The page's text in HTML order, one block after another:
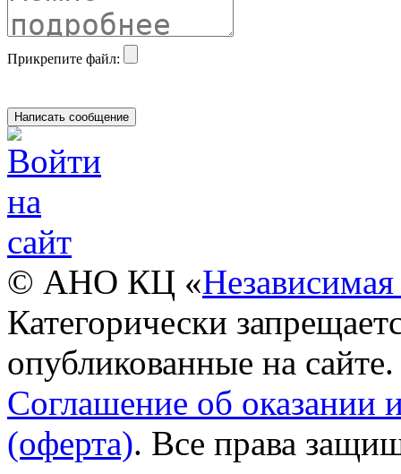
Прикрепите файл:
© АНО КЦ «Независимая
Категорически
опубликованные на сайте.
Соглашение об оказании
(оферта). Все права